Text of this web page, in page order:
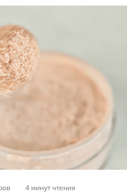
4 минут чтения